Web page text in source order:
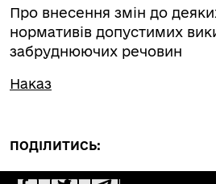
Про внесення змін до
нормативів допустимих
забруднюючих речовин
Наказ
ПОДІЛИТИСЬ: